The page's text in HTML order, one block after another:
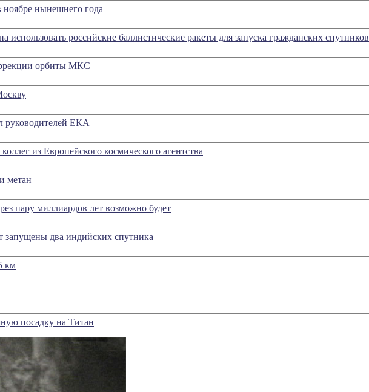
ноябре нынешнего года
использовать российские баллистические ракеты для запуска гражданских спутников
орбиты МКС
руководителей ЕКА
из Европейского космического агентства
метан
пару миллиардов лет возможно будет
запущены два индийских спутника
км
посадку на Титан